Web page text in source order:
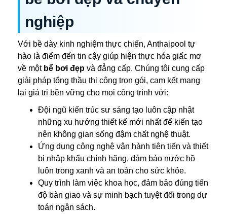
nghiệp
Với bề dày kinh nghiệm thực chiến, Anthaipool tự
hào là điểm đến tin cậy giúp hiện thực hóa giấc mơ
về một bể bơi đẹp và đẳng cấp. Chúng tôi cung cấp
giải pháp tổng thầu thi công trọn gói, cam kết mang
lại giá trị bền vững cho mọi công trình với:
Đội ngũ kiến trúc sư sáng tạo luôn cập nhật
những xu hướng thiết kế mới nhất để kiến tạo
nên không gian sống đậm chất nghệ thuật.
Ứng dụng công nghệ vận hành tiên tiến và thiết
bị nhập khẩu chính hãng, đảm bảo nước hồ
luôn trong xanh và an toàn cho sức khỏe.
Quy trình làm việc khoa học, đảm bảo đúng tiến
độ bàn giao và sự minh bạch tuyệt đối trong dự
toán ngân sách.